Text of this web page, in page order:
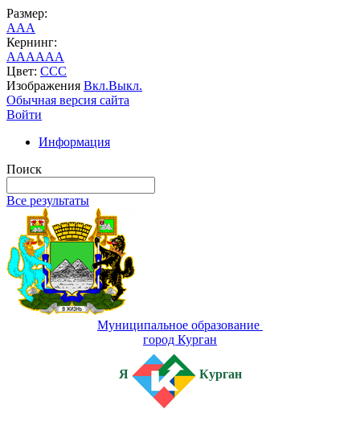
Размер:
AAA
Кернинг:
AAAAAA
Цвет: CCC
Изображения Вкл.Выкл.
Обычная версия сайта
Войти
Информация
Поиск
Все результаты
Муниципальное образование
город Курган
Я Курган